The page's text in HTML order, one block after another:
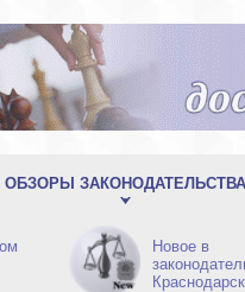
ОБЗОРЫ ЗАКОНОДАТЕЛЬСТВА
Новое в